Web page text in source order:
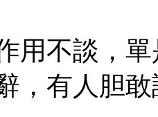
用不談，
，有人胆